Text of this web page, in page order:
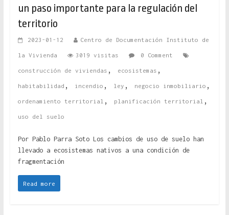
un paso importante para la regulación del
territorio
2023-01-12 Centro de Documentación Instituto de
la Vivienda 3019 visitas 0 Comment
construcción de viviendas , ecosistemas ,
habitabilidad , incendio , ley , negocio inmobiliario ,
ordenamiento territorial , planificación territorial ,
uso del suelo
Por Pablo Parra Soto Los cambios de uso de suelo han
llevado a ecosistemas nativos a una condición de
fragmentación
Read more